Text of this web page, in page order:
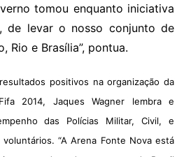
tomou enquanto iniciativa
de levar o nosso conjunto de
Rio e Brasília”, pontua.
positivos na organização da
2014, Jaques Wagner lembra e
das Polícias Militar, Civil, e
“A Arena Fonte Nova está